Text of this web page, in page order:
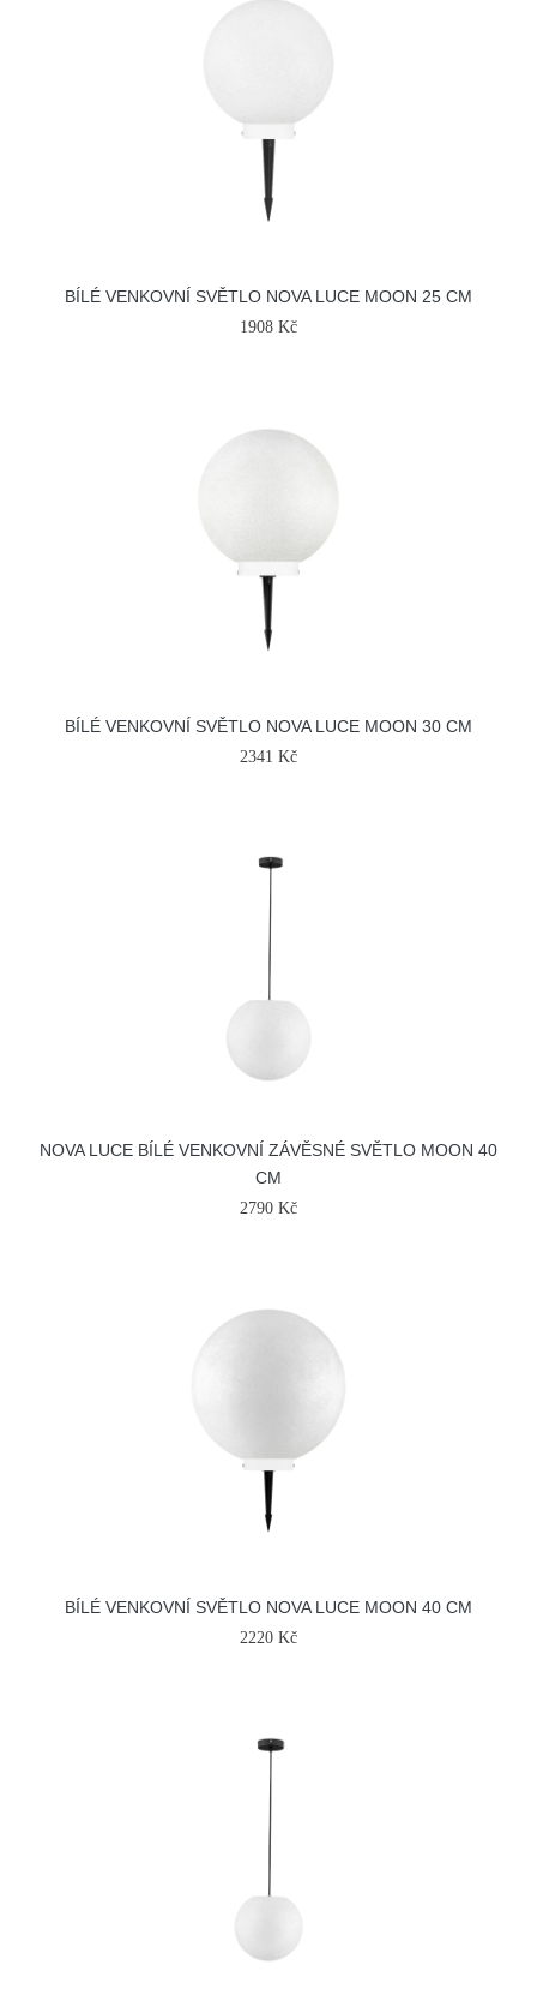
BÍLÉ VENKOVNÍ SVĚTLO NOVA LUCE MOON 25 CM
1908 Kč
BÍLÉ VENKOVNÍ SVĚTLO NOVA LUCE MOON 30 CM
2341 Kč
NOVA LUCE BÍLÉ VENKOVNÍ ZÁVĚSNÉ SVĚTLO MOON 40
CM
2790 Kč
BÍLÉ VENKOVNÍ SVĚTLO NOVA LUCE MOON 40 CM
2220 Kč